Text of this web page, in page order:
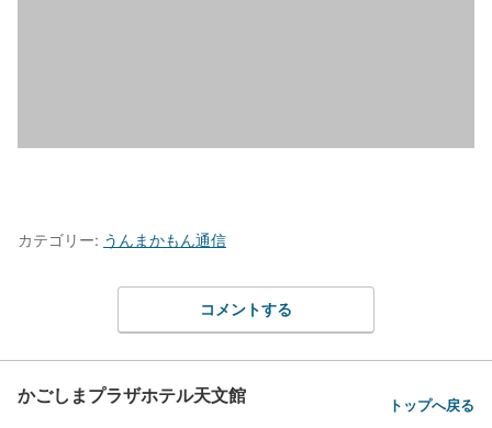
カテゴリー: うんまかもん通信
コメントする
かごしまプラザホテル天文館 トップへ戻る